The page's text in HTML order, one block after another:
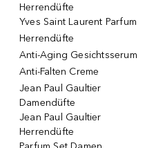
Herrendüfte
Yves Saint Laurent Parfum
Herrendüfte
Anti-Aging Gesichtsserum
Anti-Falten Creme
Jean Paul Gaultier
Damendüfte
Jean Paul Gaultier
Herrendüfte